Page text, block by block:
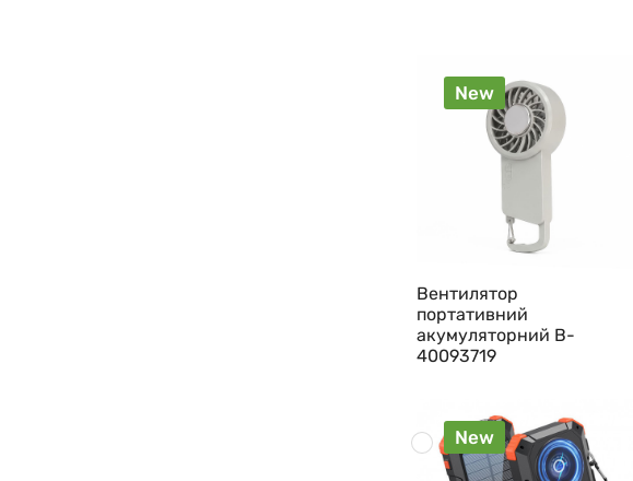
New
Вентилятор
портативний
акумуляторний B-
40093719
New